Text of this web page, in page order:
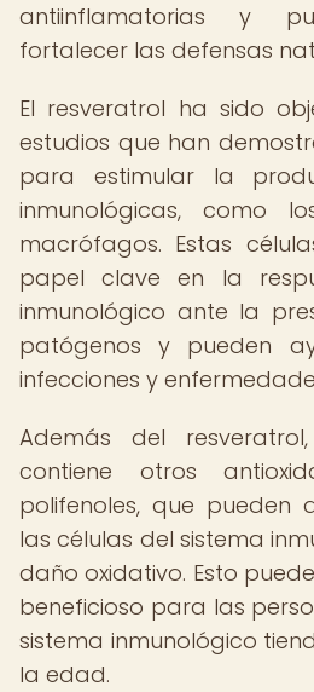
antiinflamatorias y
fortalecer las defensas
El resveratrol ha sido
estudios que han
para estimular la
inmunológicas, como
macrófagos. Estas
papel clave en la
inmunológico ante la
patógenos y pueden
infecciones y
Además del
contiene otros
polifenoles, que
las células del sistema
daño oxidativo. Esto
beneficioso para las
sistema inmunológico
la edad.